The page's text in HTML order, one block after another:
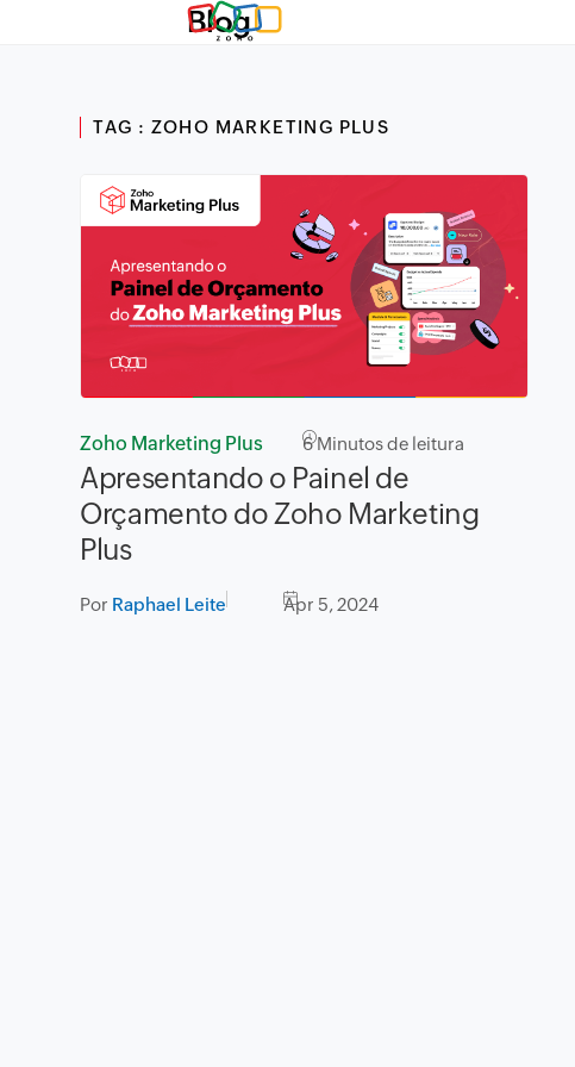
Blog
TAG : ZOHO MARKETING PLUS
Zoho Marketing Plus 6Minutos de leitura
Apresentando o Painel de
Orçamento do Zoho Marketing
Plus
Por Raphael Leite Apr 5, 2024